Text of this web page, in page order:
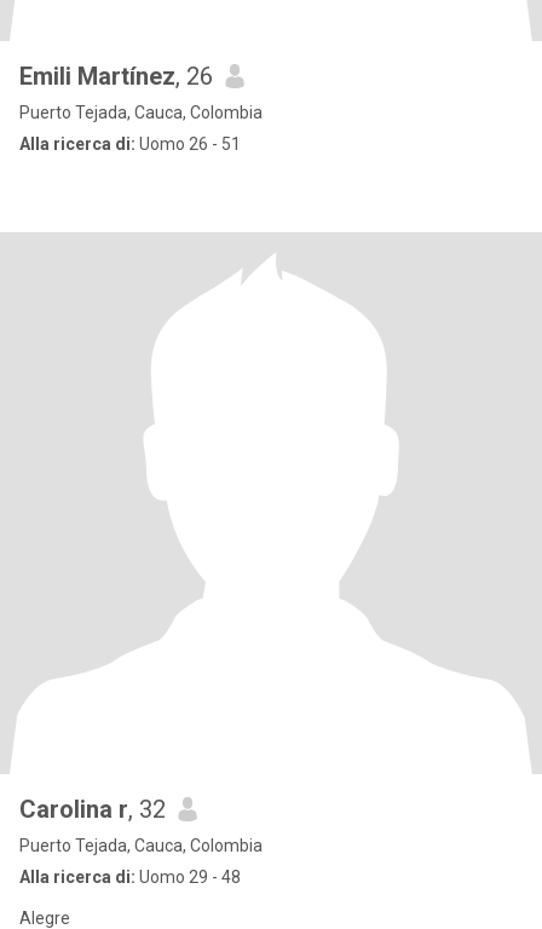
Emili Martínez, 26
Puerto Tejada, Cauca, Colombia
Alla ricerca di: Uomo 26 - 51
Carolina r, 32
Puerto Tejada, Cauca, Colombia
Alla ricerca di: Uomo 29 - 48
Alegre